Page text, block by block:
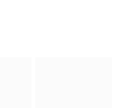
逼迫下，一家人必须想方设法
障碍、好不容易成为陶艺家却